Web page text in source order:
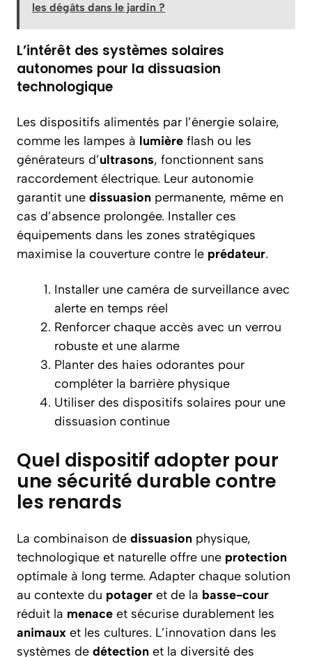
les dégâts dans le jardin ?
L’intérêt des systèmes solaires
autonomes pour la dissuasion
technologique
Les dispositifs alimentés par l’énergie solaire,
comme les lampes à lumière flash ou les
générateurs d’ultrasons, fonctionnent sans
raccordement électrique. Leur autonomie
garantit une dissuasion permanente, même en
cas d’absence prolongée. Installer ces
équipements dans les zones stratégiques
maximise la couverture contre le prédateur.
Installer une caméra de surveillance avec
alerte en temps réel
Renforcer chaque accès avec un verrou
robuste et une alarme
Planter des haies odorantes pour
compléter la barrière physique
Utiliser des dispositifs solaires pour une
dissuasion continue
Quel dispositif adopter pour
une sécurité durable contre
les renards
La combinaison de dissuasion physique,
technologique et naturelle offre une protection
optimale à long terme. Adapter chaque solution
au contexte du potager et de la basse-cour
réduit la menace et sécurise durablement les
animaux et les cultures. L’innovation dans les
systèmes de détection et la diversité des